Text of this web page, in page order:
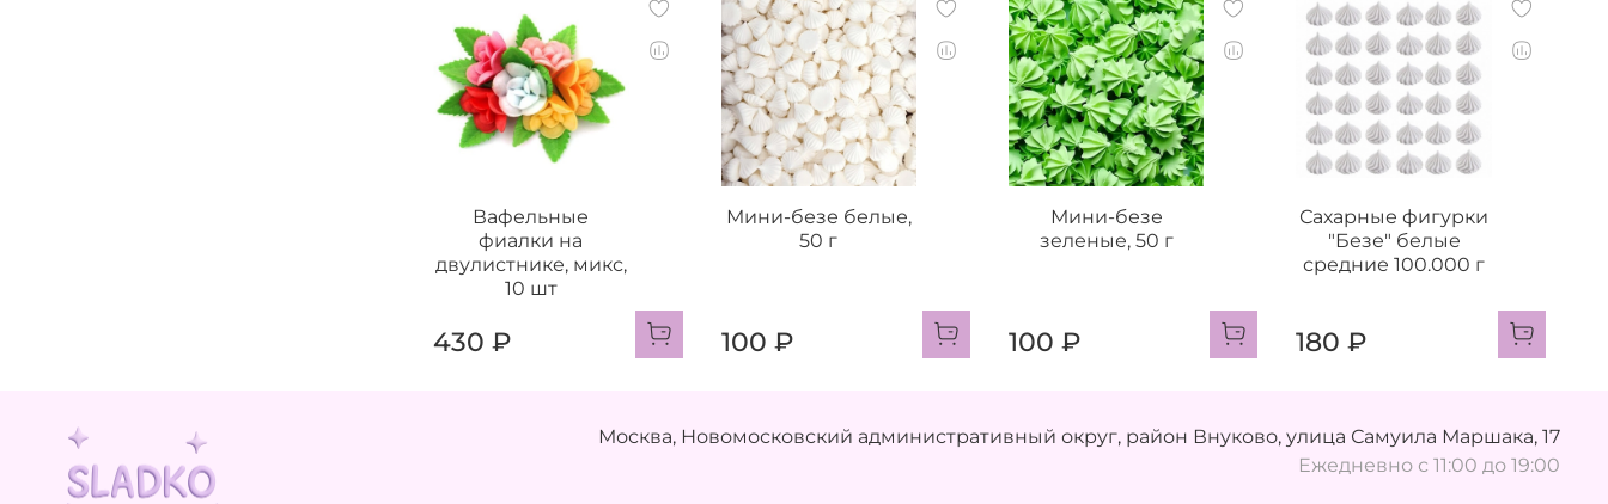
Вафельные
фиалки на
двулистнике, микс,
10 шт
430 ₽
Мини-безе белые,
50 г
100 ₽
Мини-безе
зеленые, 50 г
100 ₽
Сахарные фигурки
"Безе" белые
средние 100.000 г
180 ₽
Москва, Новомосковский административный округ, район Внуково, улица Самуила Маршака, 17
Ежедневно с 11:00 до 19:00